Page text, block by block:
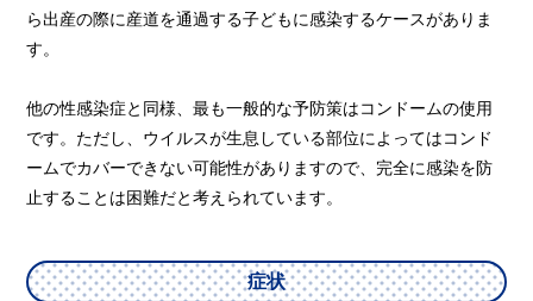
ら出産の際に産道を通過する子どもに感染するケースがありま
す。
他の性感染症と同様、最も一般的な予防策はコンドームの使用
です。ただし、ウイルスが生息している部位によってはコンド
ームでカバーできない可能性がありますので、完全に感染を防
止することは困難だと考えられています。
症状